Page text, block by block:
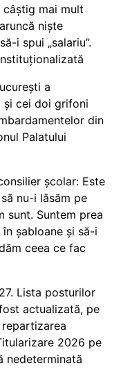
câștig mai mult
niște
i spui „salariu”.
a
și cei doi grifoni
din
Palatului
școlar: Este
nu-i lăsăm pe
sunt. Suntem prea
șabloane și să-i
ceea ce fac
Lista posturilor
actualizată, pe
2026 pe
nedeterminată